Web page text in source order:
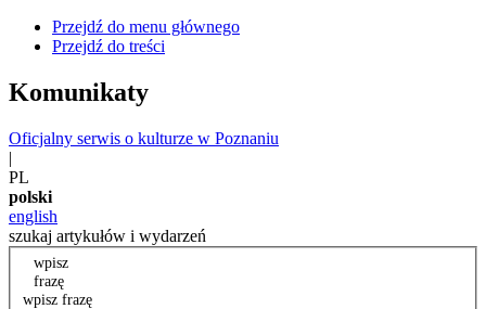
Przejdź do menu głównego
Przejdź do treści
Komunikaty
Oficjalny serwis o kulturze w Poznaniu
|
PL
polski
english
szukaj artykułów i wydarzeń
wpisz
frazę
wpisz frazę